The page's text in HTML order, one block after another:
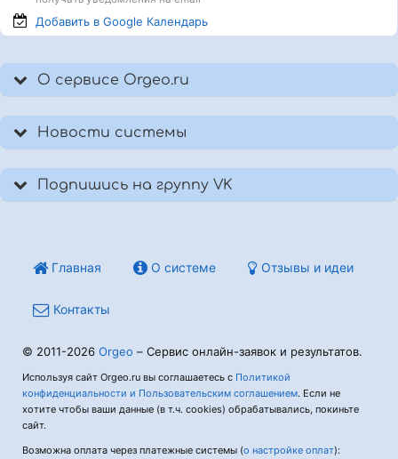
Добавить в Google Календарь
О сервисе Orgeo.ru
Новости системы
Подпишись на группу VK
Главная О системе Отзывы и идеи
Контакты
© 2011-2026 Orgeo – Сервис онлайн-заявок и результатов.
Используя сайт Orgeo.ru вы соглашаетесь с Политикой
конфиденциальности и Пользовательским соглашением. Если не
хотите чтобы ваши данные (в т.ч. cookies) обрабатывались, покиньте
сайт.
Возможна оплата через платежные системы (о настройке оплат):